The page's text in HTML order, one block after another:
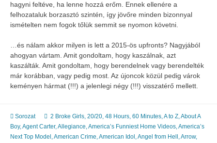
hagyni feltéve, ha lenne hozzá erőm. Ennek ellenére a
felhozataluk borzasztó szintén, így jövőre minden bizonnyal
ismételten nem fogok tőlük semmit se nyomon követni.
…és nálam akkor milyen is lett a 2015-ös upfronts? Nagyjából
ahogyan vártam. Amit gondoltam, hogy kaszálnak, azt
kaszálták. Amit gondoltam, hogy berendelnek vagy berendelték
már korábban, vagy pedig most. Az újoncok közül pedig várok
keményen hármat (!!!) a jelenlegi négy (!!!) visszatérő mellett.
Sorozat 2 Broke Girls, 20/20, 48 Hours, 60 Minutes,A to Z,About A
Boy,Agent Carter,Allegiance,America’s Funniest Home Videos,America’s
Next Top Model ,American Crime,American Idol ,Angel from Hell ,Arrow,